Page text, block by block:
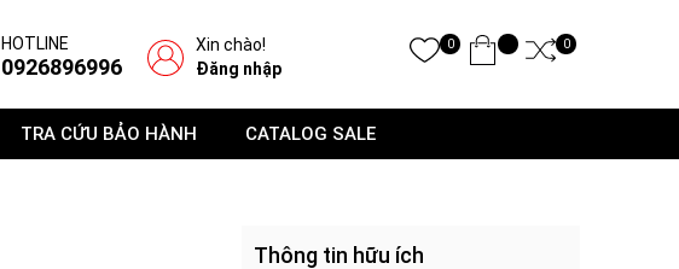
HOTLINE
0926896996
Xin chào!
Đăng nhập
0 0
TRA CỨU BẢO HÀNH CATALOG SALE
Thông tin hữu ích